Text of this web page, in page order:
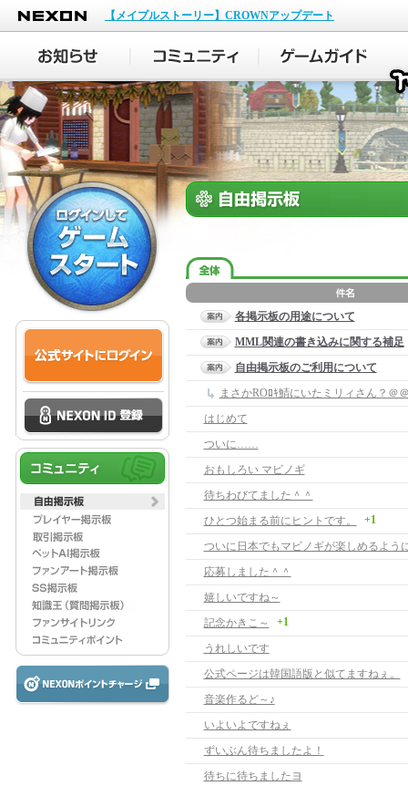
NEXON
【メイプルストーリー】CROWNアップデート
各掲示板の用途について
MML関連の書き込みに関する補足
自由掲示板のご利用について
まさかROﾛｷ鯖にいたミリィさん？＠
はじめて
ついに……
おもしろい マビノギ
待ちわびてました＾＾
ひとつ始まる前にヒントです。
+1
応募しました＾＾
嬉しいですね～
記念かきこ～
+1
うれしいです
公式ページは韓国語版と似てますねぇ。
音楽作るど～♪
いよいよですねぇ
ずいぶん待ちましたよ！
待ちに待ちましたヨ